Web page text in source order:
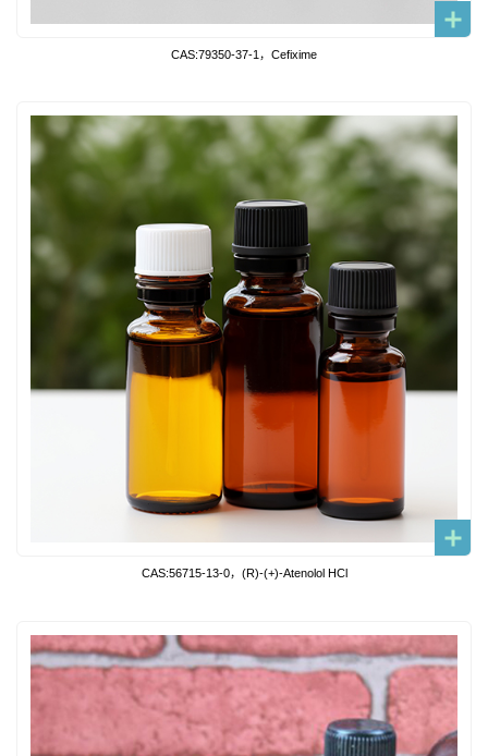
CAS:79350-37-1，Cefixime
CAS:56715-13-0，(R)-(+)-Atenolol HCl